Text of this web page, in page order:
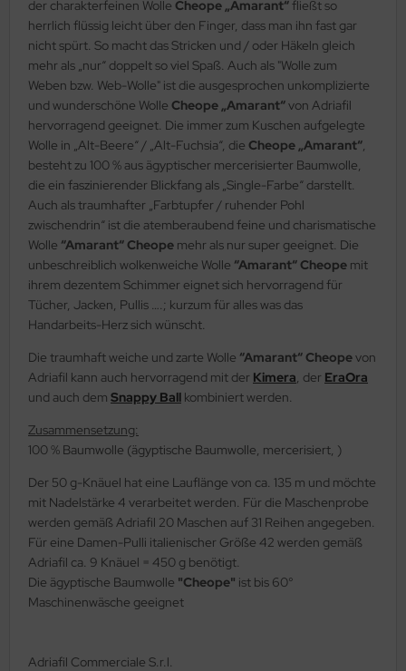
der charakterfeinen Wolle Cheope „Amarant“fließt so
herrlich flüssig leicht über den Finger, dass man ihn fast gar
nicht spürt. So macht das Stricken und / oder Häkeln gleich
mehr als „nur“ doppelt so viel Spaß. Auch als "Wolle zum
Weben bzw. Web-Wolle" ist die ausgesprochen unkomplizierte
und wunderschöne Wolle Cheope „Amarant“von Adriafil
hervorragend geeignet. Die immer zum Kuschen aufgelegte
Wolle in „Alt-Beere“ / „Alt-Fuchsia“, die Cheope „Amarant“,
besteht zu 100 % aus ägyptischer mercerisierter Baumwolle,
die ein faszinierender Blickfang als „Single-Farbe“ darstellt.
Auch als traumhafter „Farbtupfer / ruhender Pohl
zwischendrin“ ist die atemberaubend feine und charismatische
Wolle “Amarant“ Cheope mehr als nur super geeignet. Die
unbeschreiblich wolkenweiche Wolle “Amarant“ Cheope mit
ihrem dezentem Schimmer eignet sich hervorragend für
Tücher, Jacken, Pullis ….; kurzum für alles was das
Handarbeits-Herz sich wünscht.
Die traumhaft weiche und zarte Wolle “Amarant“ Cheopevon
Adriafil kann auch hervorragend mit der Kimera, der EraOra
und auch dem Snappy Ball kombiniert werden.
Zusammensetzung:
100 % Baumwolle (ägyptische Baumwolle, mercerisiert, )
Der 50 g-Knäuel hat eine Lauflänge von ca. 135 m und möchte
mit Nadelstärke 4 verarbeitet werden. Für die Maschenprobe
werden gemäß Adriafil 20 Maschen auf 31 Reihen angegeben.
Für eine Damen-Pulli italienischer Größe 42 werden gemäß
Adriafil ca. 9 Knäuel = 450 g benötigt.
Die ägyptische Baumwolle "Cheope" ist bis 60°
Maschinenwäsche geeignet
Adriafil Commerciale S.r.l.